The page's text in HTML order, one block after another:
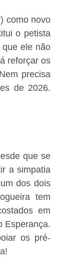
como novo
o petista
ele não
reforçar os
precisa
de 2026.
que se
a simpatia
dos dois
tem
em
Esperança.
os pré-